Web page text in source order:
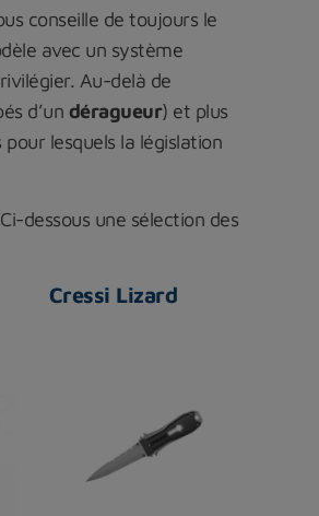
conseille de toujours le
avec un système
Au-delà de
d’un déragueur) et plus
lesquels la législation
dessous une sélection des
Cressi Lizard